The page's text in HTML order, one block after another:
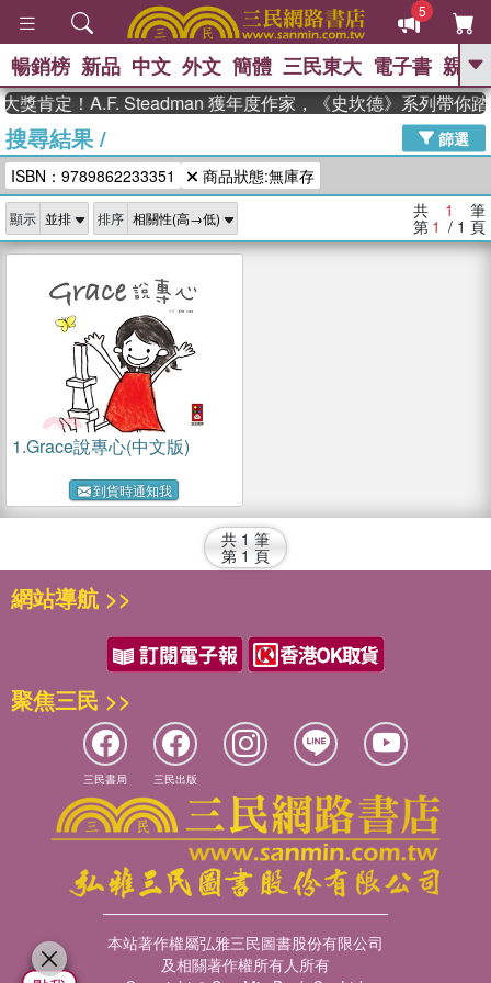
5
GO
高希均教授回憶錄
、 The Odyssey 、 父親節 、 如果歷
史是一群喵 、
獎 臺灣漫遊錄 、 方念華 、 台灣的李
登輝時代
數學女孩：黎曼猜想 、
偉大的迷走神經
暢銷榜 新品 中文 外文 簡體 三民東大 電子書 親子
獎肯定！A.F. Steadman 獲年度作家，《史坎德》系列帶你踏
搜尋結果/
篩選
ISBN：9789862233351
商品狀態:無庫存
顯示 排序 共 1 筆
第 1 / 1 頁
1.Grace說專心(中文版)
到貨時通知我
共 1 筆
第 1 頁
網站導航 >>
聚焦三民 >>
三民書局 三民出版
本站著作權屬弘雅三民圖書股份有限公司
及相關著作權所有人所有